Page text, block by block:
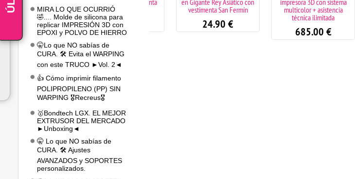
MIRA LO QUE OCURRIÓ
🤣.... Molde de silicona para
replicar IMPRESIÓN 3D con
EPOXI y POLVO DE HIERRO
🤫Lo que NO sabías de
CURA. 🛠️ Evita el WARPING
con este TRUCO ►Vol. 2◄
👍 Cómo imprimir filamento
POLIPROPILENO (PP) SIN
WARPING 🎖️Recreus🎖️
🥇Bondtech LGX. EL MEJOR
EXTRUSOR DEL MERCADO
►Unboxing◄
🤫 Lo que NO sabías de
CURA. 🛠️ Ajustes
AVANZADOS y SOPORTES
personalizados.
San Fermín
24.90€
en Gigante Rey Asiático con
vestimenta San Fermín
24.90€
impresora 3D con sistema
multicolor + asistencia
técnica ilimitada
685.00€